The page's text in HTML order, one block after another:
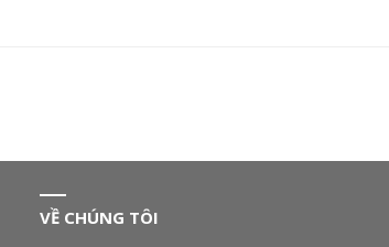
VỀ CHÚNG TÔI